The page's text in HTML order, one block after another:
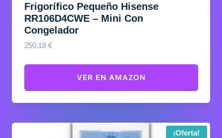
Frigorífico Pequeño Hisense
RR106D4CWE – Mini Con
Congelador
250,18 €
VER EN AMAZON
¡Oferta!